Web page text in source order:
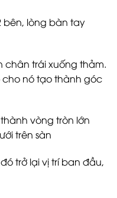
bên, lòng bàn tay
chân trái xuống thảm.
cho nó tạo thành góc
vòng tròn lớn
trên sàn
trở lại vị trí ban đầu,